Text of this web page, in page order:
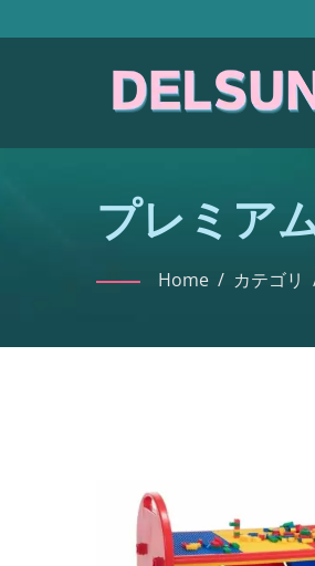
プレミア
能なビン
Home / カテゴリ